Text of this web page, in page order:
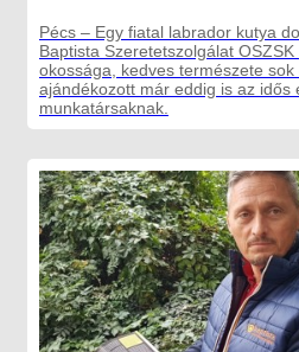
Pécs – Egy fiatal labrador kutya
Baptista Szeretetszolgálat
okossága, kedves természete
ajándékozott már eddig is az idős
munkatársaknak.